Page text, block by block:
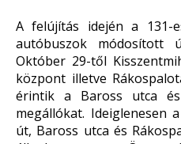
A felújítás idején a 131-
autóbuszok módosított
Október 29-től
központ illetve
érintik a Baross utca
megállókat. Ideiglenesen
út, Baross utca és